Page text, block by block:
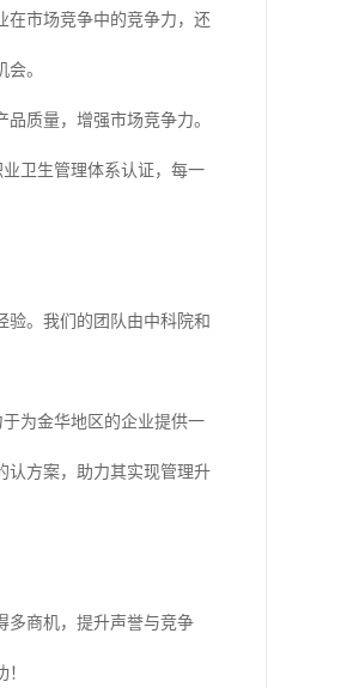
在市场竞争中的竞争力，还
。
质量，增强市场竞争力。
卫生管理体系认证，每一
验。我们的团队由中科院和
为金华地区的企业提供一
认方案，助力其实现管理升
多商机，提升声誉与竞争